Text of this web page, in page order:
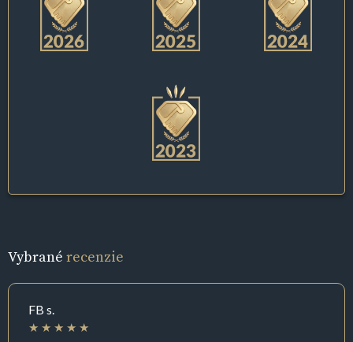
Vybrané recenzie
FB s.